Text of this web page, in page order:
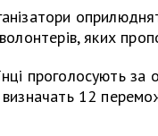
яких
проголосують
12